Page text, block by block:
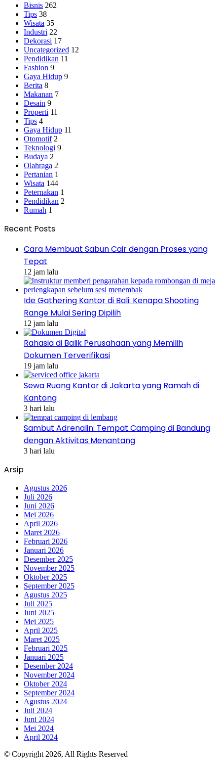
Bisnis 262
Tips 38
Wisata 35
Industri 22
Dekorasi 17
Uncategorized 12
Pendidikan 11
Fashion 9
Gaya Hidup 9
Berita 8
Makanan 7
Desain 9
Properti 11
Tips 4
Gaya Hidup 11
Otomotif 2
Teknologi 9
Budaya 2
Olahraga 2
Pertanian 1
Wisata 144
Peternakan 1
Pendidikan 2
Rumah 1
Recent Posts
Cara Membuat Sabun Cair dengan Proses yang
Tepat
12 jam lalu
Ide Gathering Kantor di Bali: Kenapa Shooting
Range Mulai Sering Dipilih
12 jam lalu
Rahasia di Balik Perusahaan yang Memilih
Dokumen Terverifikasi
19 jam lalu
Sewa Ruang Kantor di Jakarta yang Ramah di
Kantong
3 hari lalu
Sambut Adrenalin: Tempat Camping di Bandung
dengan Aktivitas Menantang
3 hari lalu
Arsip
Agustus 2026
Juli 2026
Juni 2026
Mei 2026
April 2026
Maret 2026
Februari 2026
Januari 2026
Desember 2025
November 2025
Oktober 2025
September 2025
Agustus 2025
Juli 2025
Juni 2025
Mei 2025
April 2025
Maret 2025
Februari 2025
Januari 2025
Desember 2024
November 2024
Oktober 2024
September 2024
Agustus 2024
Juli 2024
Juni 2024
Mei 2024
April 2024
© Copyright 2026, All Rights Reserved